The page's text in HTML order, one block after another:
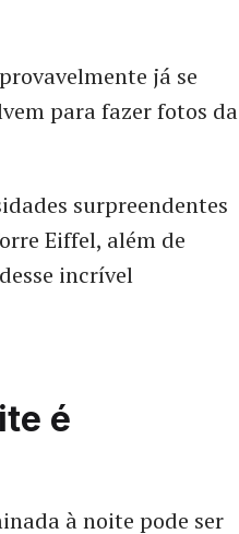
já se
para fazer fotos da
surpreendentes
Eiffel, além de
incrível
é
à noite pode ser